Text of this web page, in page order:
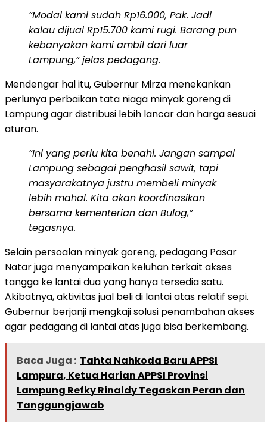
“Modal kami sudah Rp16.000, Pak. Jadi
kalau dijual Rp15.700 kami rugi. Barang pun
kebanyakan kami ambil dari luar
Lampung,” jelas pedagang.
Mendengar hal itu, Gubernur Mirza menekankan
perlunya perbaikan tata niaga minyak goreng di
Lampung agar distribusi lebih lancar dan harga sesuai
aturan.
“Ini yang perlu kita benahi. Jangan sampai
Lampung sebagai penghasil sawit, tapi
masyarakatnya justru membeli minyak
lebih mahal. Kita akan koordinasikan
bersama kementerian dan Bulog,”
tegasnya.
Selain persoalan minyak goreng, pedagang Pasar
Natar juga menyampaikan keluhan terkait akses
tangga ke lantai dua yang hanya tersedia satu.
Akibatnya, aktivitas jual beli di lantai atas relatif sepi.
Gubernur berjanji mengkaji solusi penambahan akses
agar pedagang di lantai atas juga bisa berkembang.
Baca Juga : Tahta Nahkoda Baru APPSI
Lampura, Ketua Harian APPSI Provinsi
Lampung Refky Rinaldy Tegaskan Peran dan
Tanggungjawab